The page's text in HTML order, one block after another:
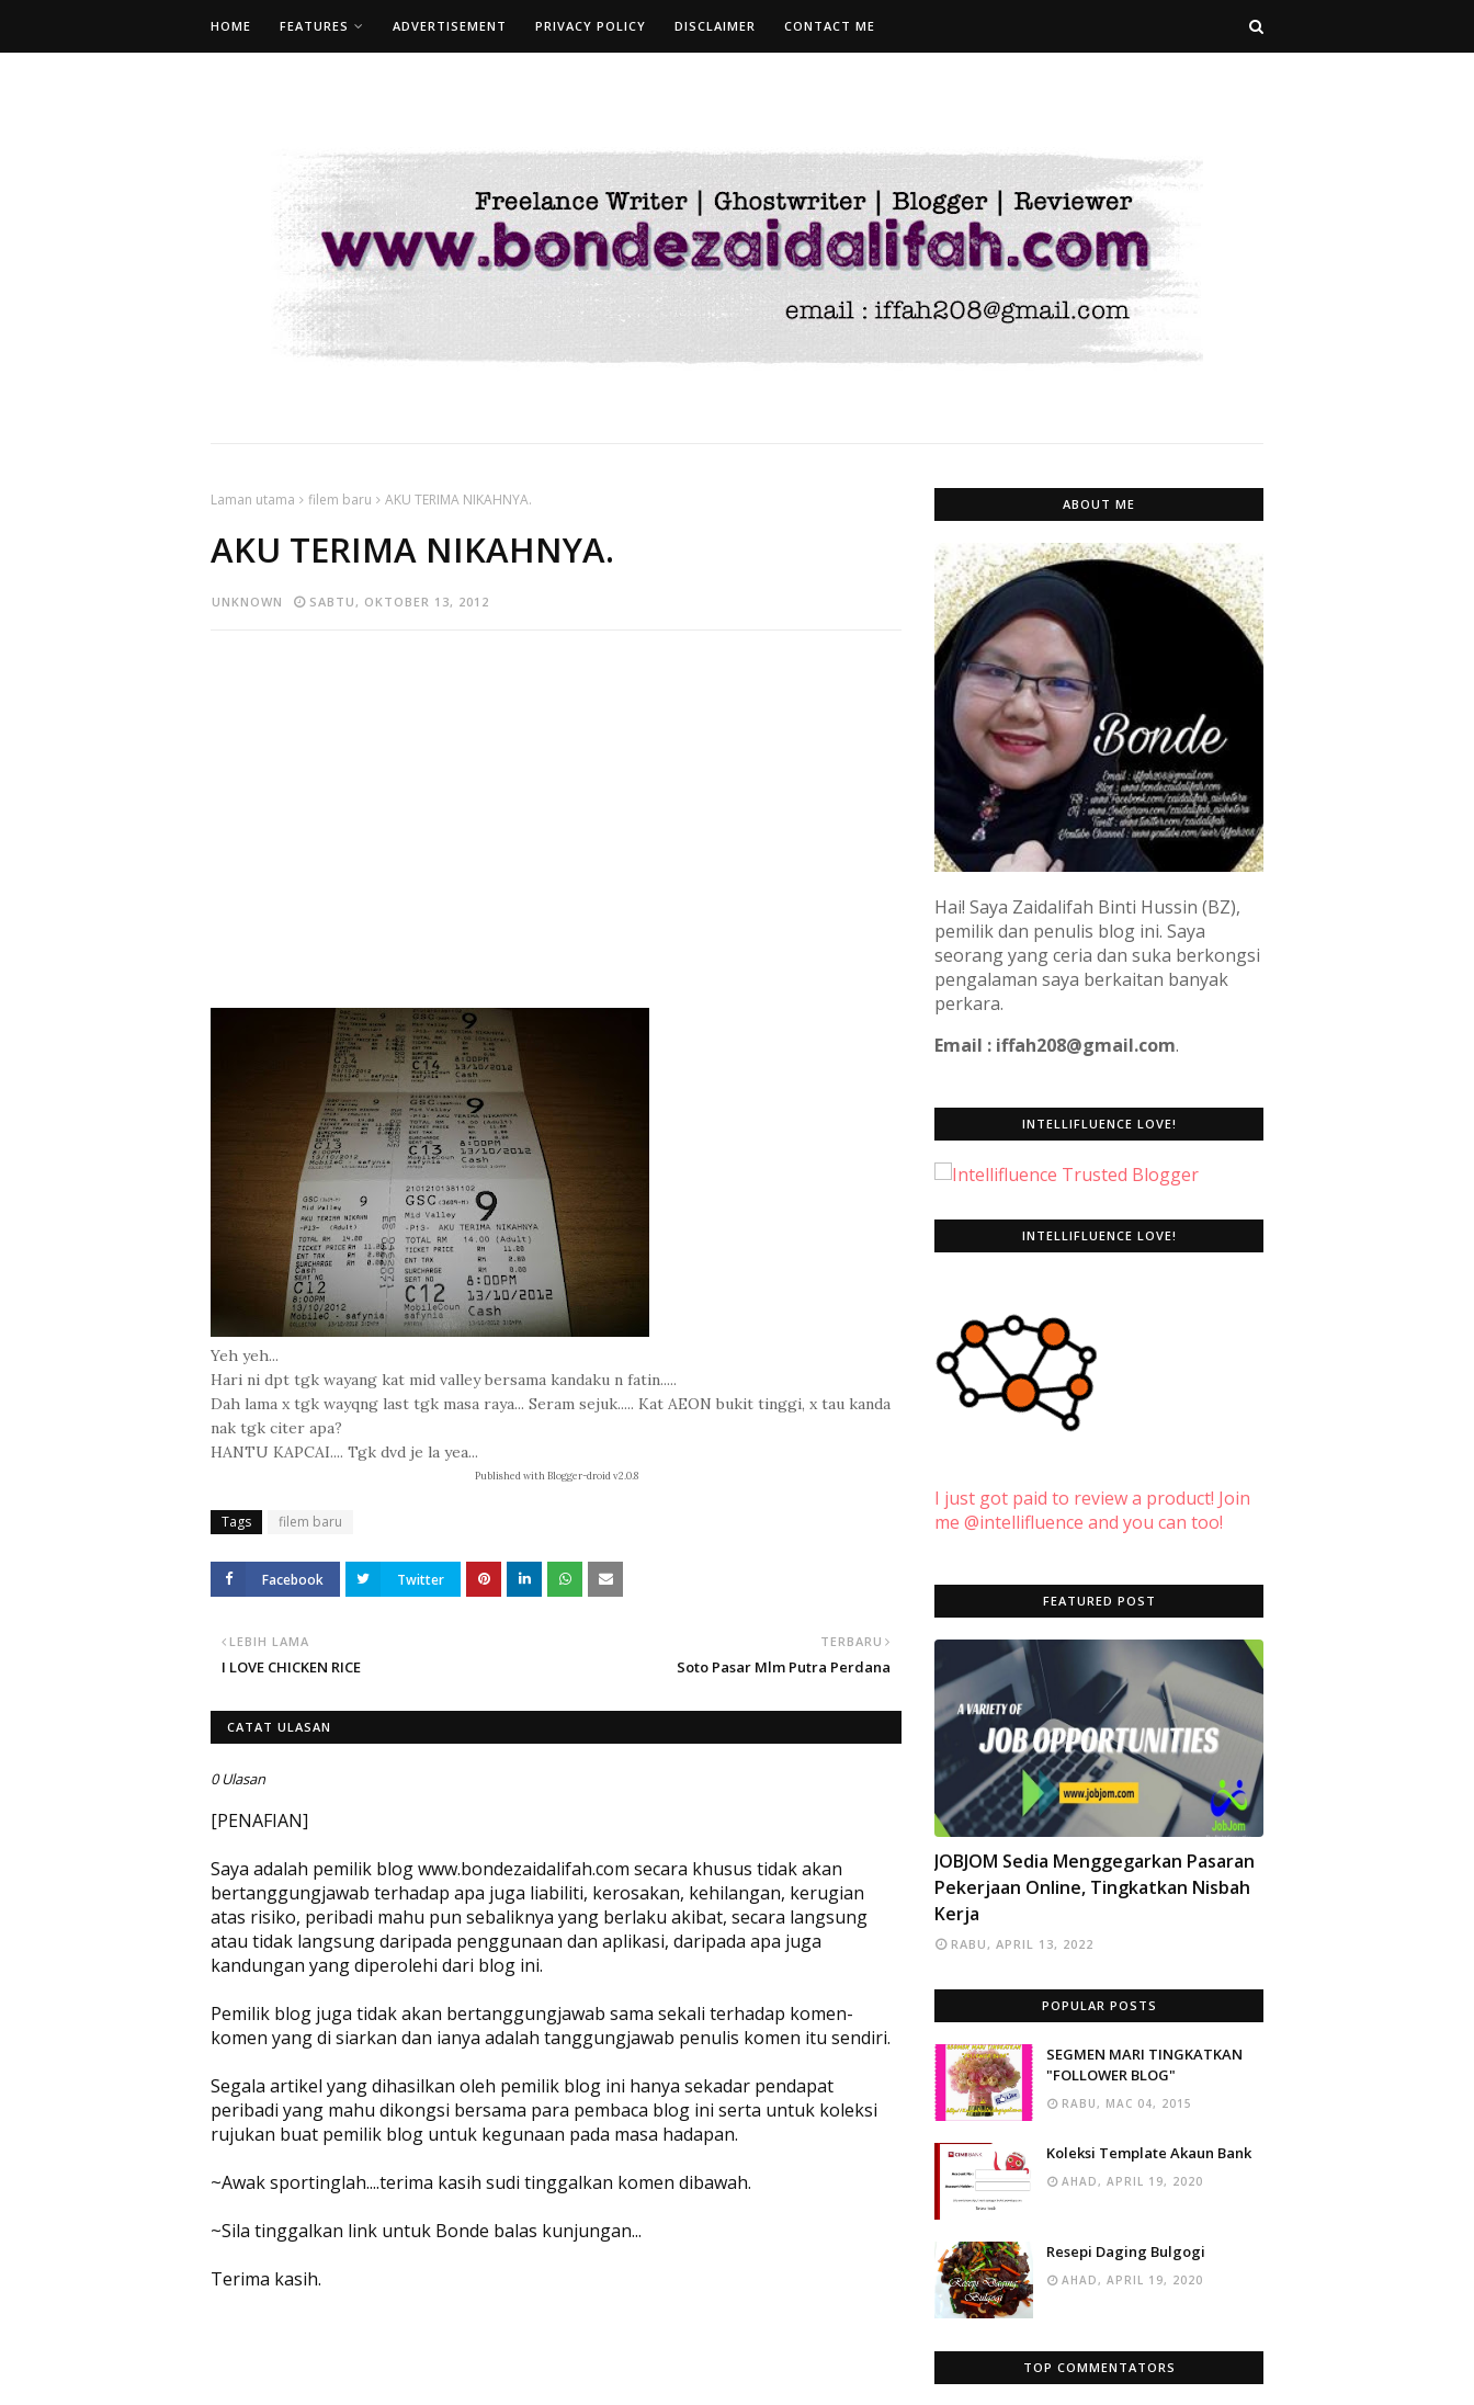
HOME FEATURES ADVERTISEMENT PRIVACY POLICY DISCLAIMER CONTACT ME
Laman utama filem baru AKU TERIMA NIKAHNYA.
AKU TERIMA NIKAHNYA.
UNKNOWN SABTU, OKTOBER 13, 2012
Yeh yeh...
Hari ni dpt tgk wayang kat mid valley bersama kandaku n fatin.....
Dah lama x tgk wayqng last tgk masa raya... Seram sejuk..... Kat AEON bukit tinggi, x tau kanda
nak tgk citer apa?
HANTU KAPCAI.... Tgk dvd je la yea...
Published with Blogger-droid v2.0.8
Tags filem baru
Facebook Twitter
TERBARU
Soto Pasar Mlm Putra Perdana
LEBIH LAMA
I LOVE CHICKEN RICE
CATAT ULASAN
0 Ulasan
[PENAFIAN]
Saya adalah pemilik blog www.bondezaidalifah.com secara khusus tidak akan
bertanggungjawab terhadap apa juga liabiliti, kerosakan, kehilangan, kerugian
atas risiko, peribadi mahu pun sebaliknya yang berlaku akibat, secara langsung
atau tidak langsung daripada penggunaan dan aplikasi, daripada apa juga
kandungan yang diperolehi dari blog ini.
Pemilik blog juga tidak akan bertanggungjawab sama sekali terhadap komen-
komen yang di siarkan dan ianya adalah tanggungjawab penulis komen itu sendiri.
Segala artikel yang dihasilkan oleh pemilik blog ini hanya sekadar pendapat
peribadi yang mahu dikongsi bersama para pembaca blog ini serta untuk koleksi
rujukan buat pemilik blog untuk kegunaan pada masa hadapan.
~Awak sportinglah....terima kasih sudi tinggalkan komen dibawah.
~Sila tinggalkan link untuk Bonde balas kunjungan...
Terima kasih.
ABOUT ME
Hai! Saya Zaidalifah Binti Hussin (BZ),
pemilik dan penulis blog ini. Saya
seorang yang ceria dan suka berkongsi
pengalaman saya berkaitan banyak
perkara.
Email : iffah208@gmail.com.
INTELLIFLUENCE LOVE!
INTELLIFLUENCE LOVE!
I just got paid to review a product! Join
me @intellifluence and you can too!
FEATURED POST
INFO
JOBJOM Sedia Menggegarkan Pasaran
Pekerjaan Online, Tingkatkan Nisbah
Kerja
RABU, APRIL 13, 2022
POPULAR POSTS
SEGMEN MARI TINGKATKAN
"FOLLOWER BLOG"
RABU, MAC 04, 2015
Koleksi Template Akaun Bank
AHAD, APRIL 19, 2020
Resepi Daging Bulgogi
AHAD, APRIL 19, 2020
TOP COMMENTATORS